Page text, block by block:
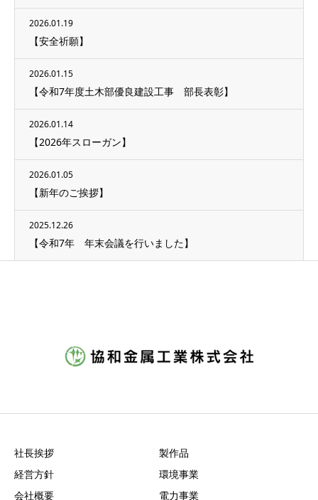
2026.01.19
【安全祈願】
2026.01.15
【令和7年度土木部優良建設工事 部長表彰】
2026.01.14
【2026年スローガン】
2026.01.05
【新年のご挨拶】
2025.12.26
【令和7年 年末会議を行いました】
社長挨拶
経営方針
会社概要
製作品
環境事業
電力事業